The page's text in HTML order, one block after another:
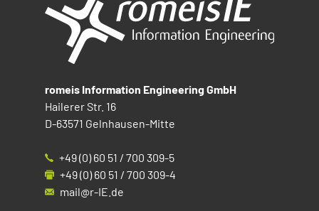
romeis Information Engineering GmbH
Hailerer Str. 16
D-63571 Gelnhausen-Mitte
+49 (0) 60 51 / 700 309-5
+49 (0) 60 51 / 700 309-4
mail@r-IE.de